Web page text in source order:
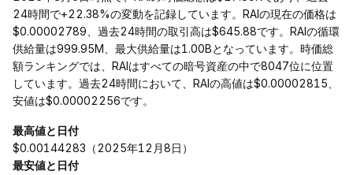
24時間で+22.38%の変動を記録しています。RAIの現在の価格は
$0.00002789、過去24時間の取引高は$645.88です。RAIの循環
供給量は999.95M、最大供給量は1.00Bとなっています。時価総
額ランキングでは、RAIはすべての暗号資産の中で8047位に位置
しています。過去24時間において、RAIの高値は$0.00002815、
安値は$0.00002256です。
最高値と日付
$0.00144283（2025年12月8日）
最安値と日付